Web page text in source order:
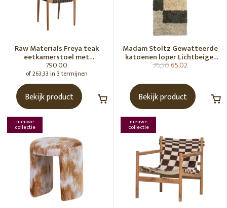
Raw Materials Freya teak
eetkamerstoel met
armleuning - Zwart (set of 2)
790,00
of 263,33 in 3 termijnen
Bekijk product
Madam Stoltz Gewatteerde
katoenen loper Lichtbeige,
gebroken wit, grijs, groen
76,5065,02
Bekijk product
nieuwe
collectie
nieuwe
collectie